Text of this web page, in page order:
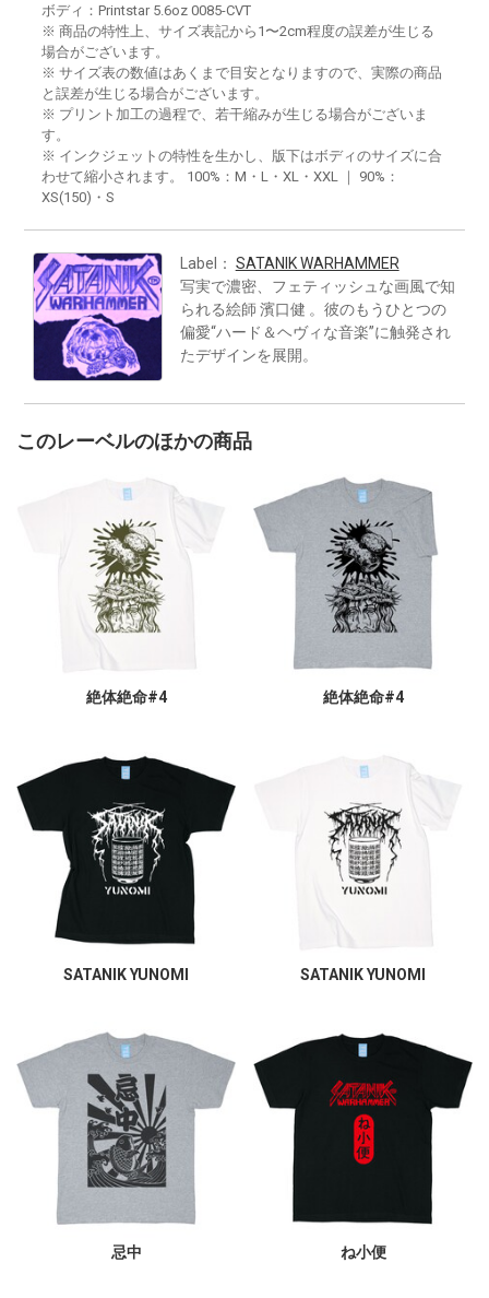
ボディ：Printstar 5.6oz 0085-CVT
※ 商品の特性上、サイズ表記から1〜2cm程度の誤差が生じる
場合がございます。
※ サイズ表の数値はあくまで目安となりますので、実際の商品
と誤差が生じる場合がございます。
※ プリント加工の過程で、若干縮みが生じる場合がございま
す。
※ インクジェットの特性を生かし、版下はボディのサイズに合
わせて縮小されます。 100%：M・L・XL・XXL ｜ 90%：
XS(150)・S
Label： SATANIK WARHAMMER
写実で濃密、フェティッシュな画風で知
られる絵師 濱口健 。彼のもうひとつの
偏愛“ハード＆ヘヴィな音楽”に触発され
たデザインを展開。
このレーベルのほかの商品
絶体絶命#4 絶体絶命#4
SATANIK YUNOMI SATANIK YUNOMI
忌中 ね小便